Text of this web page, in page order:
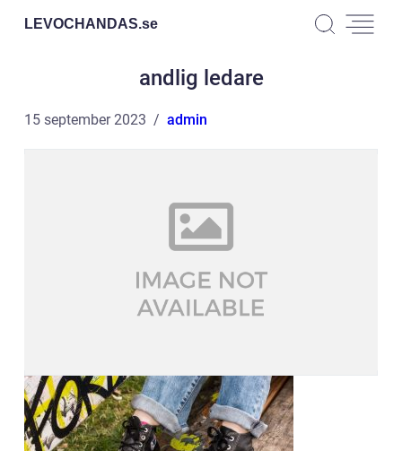
LEVOCHANDAS.se
andlig ledare
15 september 2023 admin